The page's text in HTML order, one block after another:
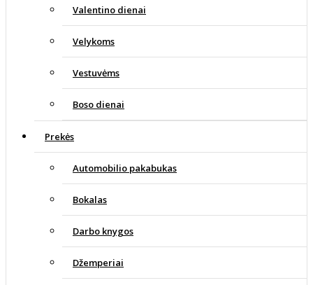
Valentino dienai
Velykoms
Vestuvėms
Boso dienai
Prekės
Automobilio pakabukas
Bokalas
Darbo knygos
Džemperiai